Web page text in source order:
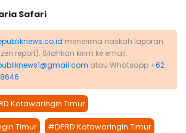
Safari
menerima naskah laporan
report). Silahkan kirim ke email:
atau Whatsapp +62
Kotawaringin Timur
Timur #DPRD Kotawaringin Timur